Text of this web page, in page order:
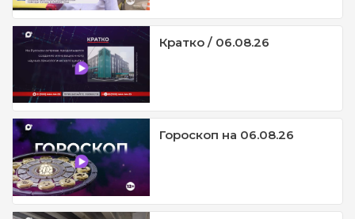
Кратко / 06.08.26
Гороскоп на 06.08.26